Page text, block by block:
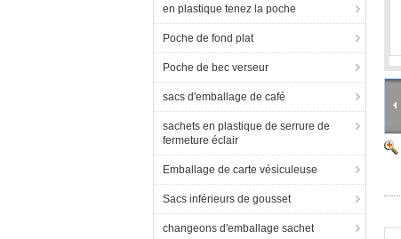
en plastique tenez la poche
Poche de fond plat
Poche de bec verseur
sacs d'emballage de café
sachets en plastique de serrure de
fermeture éclair
Emballage de carte vésiculeuse
Sacs inférieurs de gousset
changeons d'emballage sachet